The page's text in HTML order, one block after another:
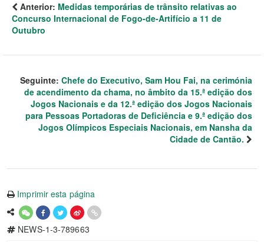
Anterior: Medidas temporárias de trânsito relativas ao
Concurso Internacional de Fogo-de-Artifício a 11 de
Outubro
Seguinte: Chefe do Executivo, Sam Hou Fai, na cerimónia
de acendimento da chama, no âmbito da 15.ª edição dos
Jogos Nacionais e da 12.ª edição dos Jogos Nacionais
para Pessoas Portadoras de Deficiência e 9.ª edição dos
Jogos Olímpicos Especiais Nacionais, em Nansha da
Cidade de Cantão.
Imprimir esta página
NEWS-1-3-789663